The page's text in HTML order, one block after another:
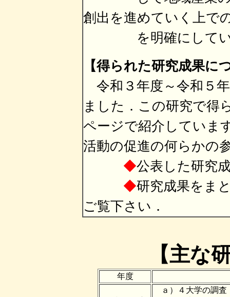
創出を進めていく上で
を明確にしてい
【得られた研究成果に
令和３年度～令和５
ました．この研究で得
ページで紹介していま
活動の促進の何らかの
◆公表した研究
◆研究成果をま
ご覧下さい．
【主な
年度
ａ）４大学の調査